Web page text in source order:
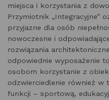
miejsca i korzystania z
Przymiotnik „Integracyjne”
przyjazne dla osób
nowoczesne i
rozwiązania
odpowiednie wyposażenie
osobom korzystanie z
odzwierciedlenie również w
funkcji – sportową,